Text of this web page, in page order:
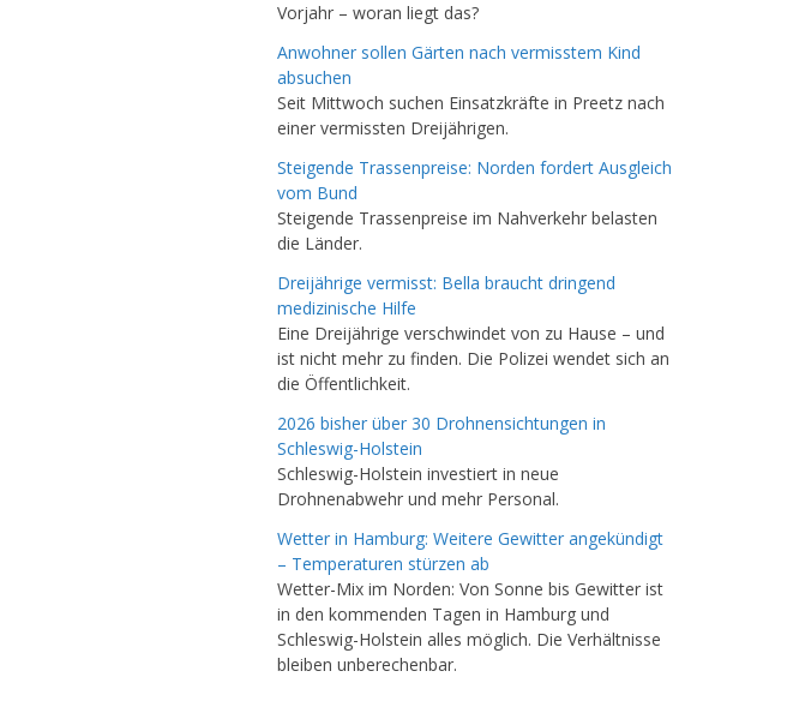
Vorjahr – woran liegt das?
Anwohner sollen Gärten nach vermisstem Kind
absuchen
Seit Mittwoch suchen Einsatzkräfte in Preetz nach
einer vermissten Dreijährigen.
Steigende Trassenpreise: Norden fordert Ausgleich
vom Bund
Steigende Trassenpreise im Nahverkehr belasten
die Länder.
Dreijährige vermisst: Bella braucht dringend
medizinische Hilfe
Eine Dreijährige verschwindet von zu Hause – und
ist nicht mehr zu finden. Die Polizei wendet sich an
die Öffentlichkeit.
2026 bisher über 30 Drohnensichtungen in
Schleswig-Holstein
Schleswig-Holstein investiert in neue
Drohnenabwehr und mehr Personal.
Wetter in Hamburg: Weitere Gewitter angekündigt
– Temperaturen stürzen ab
Wetter-Mix im Norden: Von Sonne bis Gewitter ist
in den kommenden Tagen in Hamburg und
Schleswig-Holstein alles möglich. Die Verhältnisse
bleiben unberechenbar.